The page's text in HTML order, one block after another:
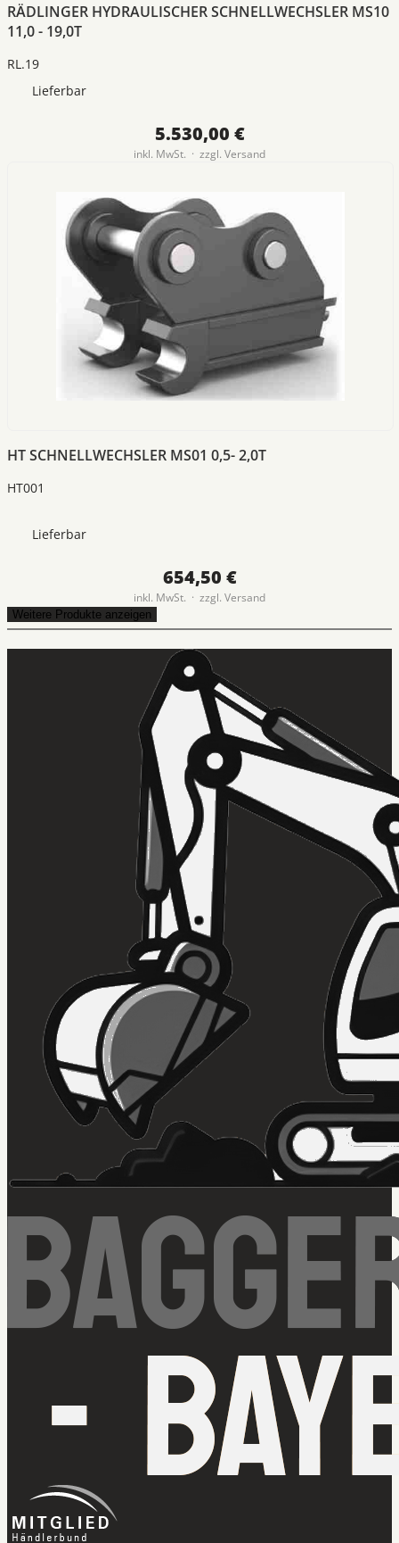
RÄDLINGER HYDRAULISCHER SCHNELLWECHSLER MS10
11,0 - 19,0T
RL.19
Lieferbar
5.530,00 €
inkl. MwSt. · zzgl. Versand
HT SCHNELLWECHSLER MS01 0,5- 2,0T
HT001
Lieferbar
654,50 €
inkl. MwSt. · zzgl. Versand
Weitere Produkte anzeigen